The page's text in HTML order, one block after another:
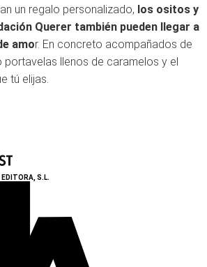
un regalo personalizado, los ositos y
Querer también pueden llegar a
amor. En concreto acompañados de
llenos de caramelos y el
tú elijas.
S.L.